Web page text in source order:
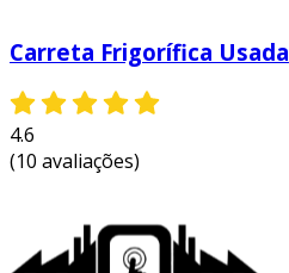
Carreta Frigorífica Usada
4.6
(10 avaliações)